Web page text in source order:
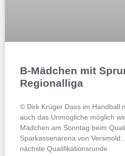
B-Mädchen mit
Regionalliga
© Dirk Krüger Dass im Handball
auch das Unmögliche möglich
Mädchen am Sonntag beim
Sparkassenarena von
nächste Qualifikationsrunde